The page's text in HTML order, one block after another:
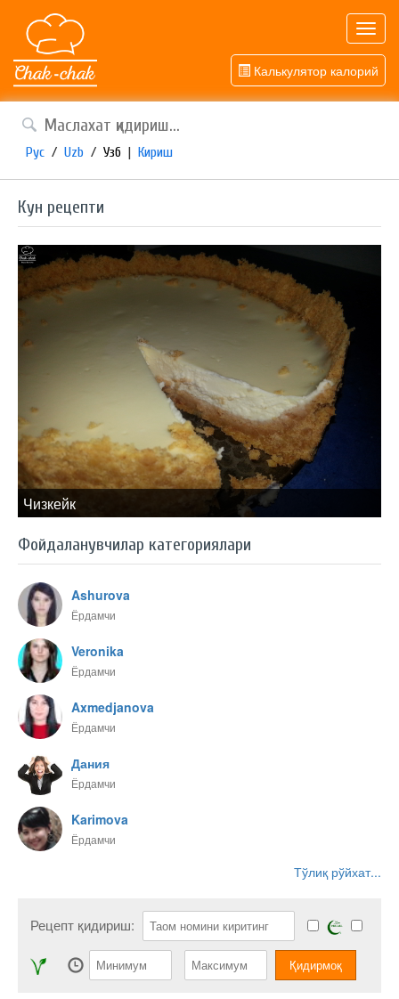
Калькулятор калорий
Рус / Uzb / Узб | Кириш
Кун рецепти
Чизкейк
Фойдаланувчилар категориялари
Ashurova
Ёрдамчи
Veronika
Ёрдамчи
Axmedjanova
Ёрдамчи
Дания
Ёрдамчи
Karimova
Ёрдамчи
Тўлиқ рўйхат...
Рецепт қидириш: